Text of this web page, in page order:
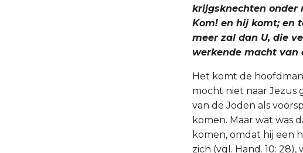
krijgsknechten onder
Kom! en hij komt; en
meer zal dan U, die
werkende macht van
Het komt de
mocht niet naar Jezus
van de Joden als
komen. Maar wat was
komen, omdat hij een
zich (vgl. Hand. 10: